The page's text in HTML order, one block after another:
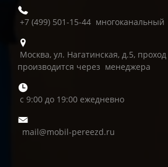
+7 (499) 501-15-44 многоканальный
Москва, ул. Нагатинская, д.5,
производится через менеджера
с 9:00 до 19:00 ежедневно
mail@mobil-pereezd.ru